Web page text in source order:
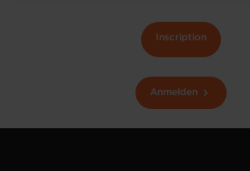
Inscription
Anmelden